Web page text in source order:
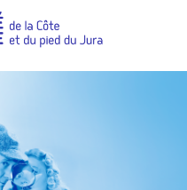
Qui sommes-nous?